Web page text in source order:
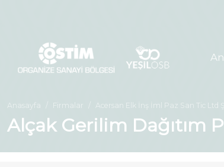
Anasayfa Firmalar Acersan Elk İnş İml Paz San Tic Ltd
Alçak Gerilim Dağıtım